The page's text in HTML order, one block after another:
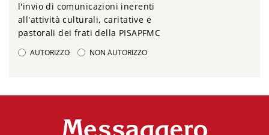
l'invio di comunicazioni inerenti
all'attività culturali, caritative e
pastorali dei frati della PISAPFMC
AUTORIZZO NON AUTORIZZO